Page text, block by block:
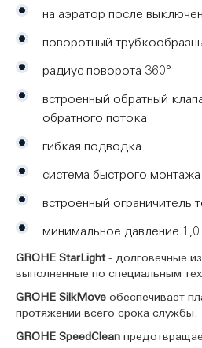
на аэратор после
поворотный
радиус поворота 360°
встроенный обратный
обратного потока
гибкая подводка
система быстрого монтажа
встроенный ограничитель
минимальное давление 1,0
GROHE StarLight- долговечные
выполненные по специальным
GROHE SilkMove обеспечивает
протяжении всего срока службы.
GROHE SpeedClean